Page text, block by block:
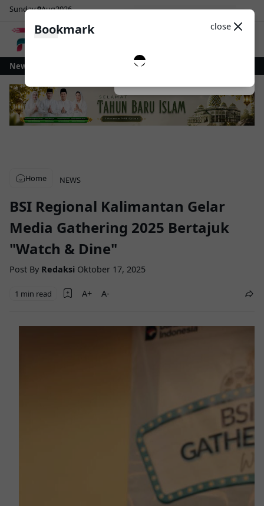
Sunday9Aug2026
Light
NewsGelontorkan Rp1 Miliar untuk Revitalisasi Alun-Alun Paloko Kinalang
Home NEWS
BSI Regional Kalimantan Gelar
Media Gathering 2025 Bertajuk
"Watch & Dine"
Post By Redaksi Oktober 17, 2025
1 min read
Bookmark close